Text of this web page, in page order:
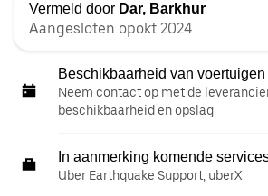
Vermeld door Dar, Barkhur
Aangesloten opokt 2024
Beschikbaarheid van voertuigen
Neem contact op met de
beschikbaarheid en opslag
In aanmerking komende
Uber Earthquake Support, uberX